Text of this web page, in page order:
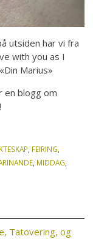
utsiden har vi fra
with you as I
Marius»
en blogg om
FEIRING
MIDDAG
Tatovering, og